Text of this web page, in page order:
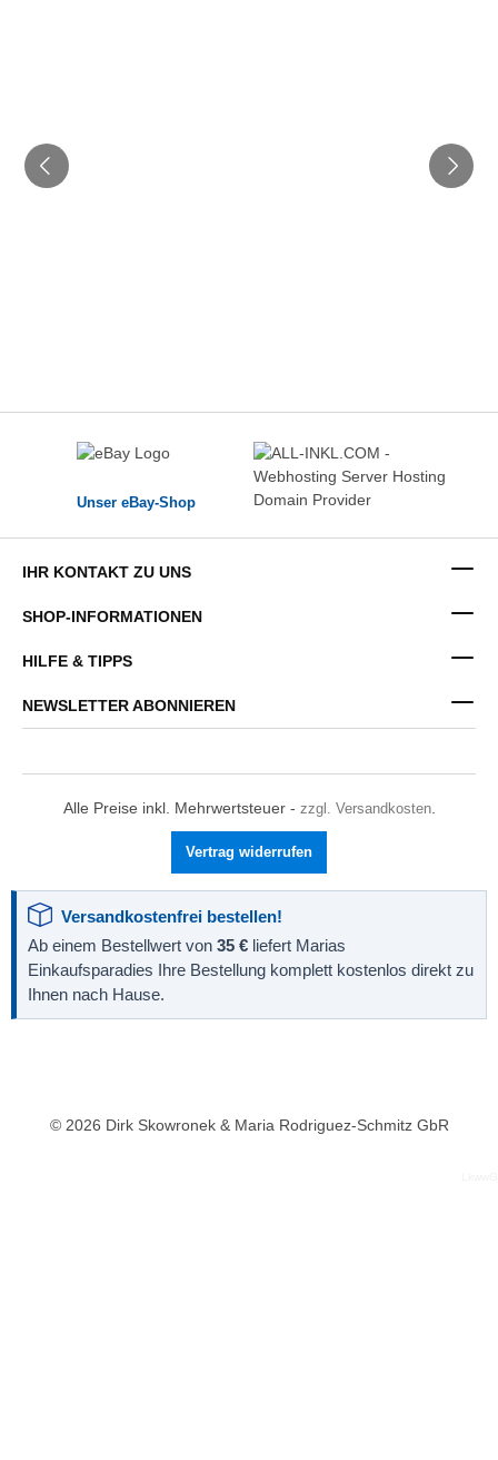
Unser eBay-Shop
IHR KONTAKT ZU UNS
SHOP-INFORMATIONEN
HILFE & TIPPS
NEWSLETTER ABONNIEREN
Alle Preise inkl. Mehrwertsteuer - zzgl. Versandkosten.
Vertrag widerrufen
Versandkostenfrei bestellen!
Ab einem Bestellwert von 35 € liefert Marias
Einkaufsparadies Ihre Bestellung komplett kostenlos direkt zu
Ihnen nach Hause.
© 2026 Dirk Skowronek & Maria Rodriguez-Schmitz GbR